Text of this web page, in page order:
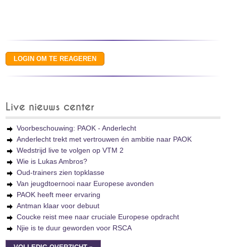
Live nieuws center
Voorbeschouwing: PAOK - Anderlecht
Anderlecht trekt met vertrouwen én ambitie naar PAOK
Wedstrijd live te volgen op VTM 2
Wie is Lukas Ambros?
Oud-trainers zien topklasse
Van jeugdtoernooi naar Europese avonden
PAOK heeft meer ervaring
Antman klaar voor debuut
Coucke reist mee naar cruciale Europese opdracht
Njie is te duur geworden voor RSCA